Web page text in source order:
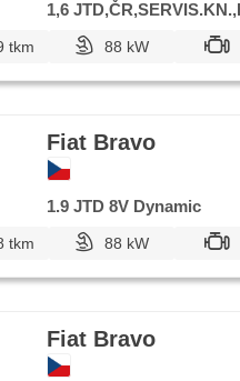
1,6
tkm 88 kW
Fiat Bravo
1.9 JTD 8V Dynamic
tkm 88 kW
Fiat Bravo